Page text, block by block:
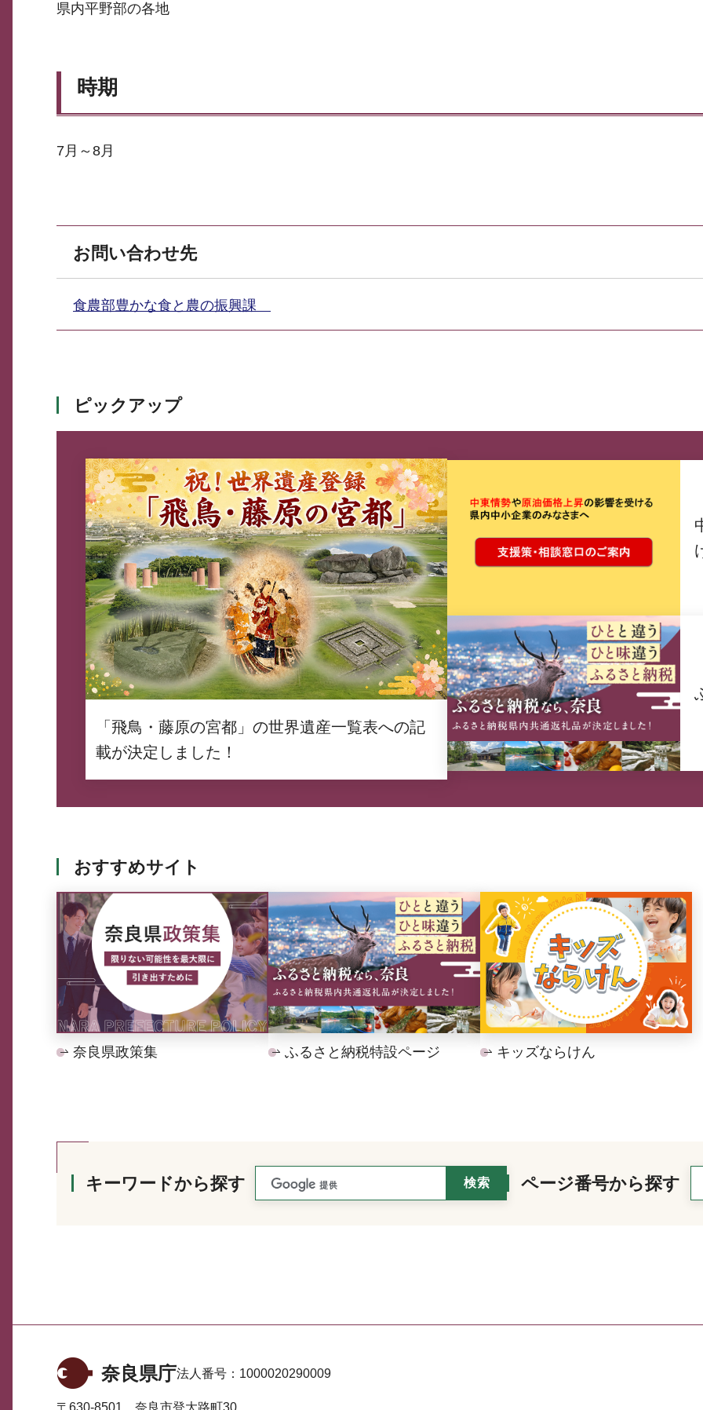
県内平野部の各地
時期
7月～8月
お問い合わせ先
食農部豊かな食と農の振興課
ピックアップ
「飛鳥・藤原の宮都」の世界遺産一覧表への記
載が決定しました！
おすすめサイト
奈良県政策集 ふるさと納税特設ページ キッズならけん
キーワードから探す ページ番号から探す
奈良県庁法人番号： 1000020290009
〒630-8501 奈良市登大路町30